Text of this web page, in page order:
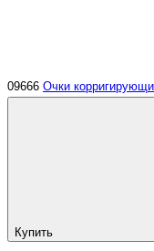
09666 Очки
Купить